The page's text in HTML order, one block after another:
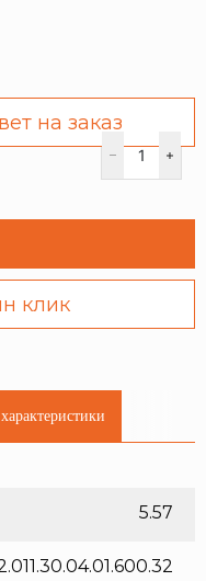
на заказ
клик
5.57